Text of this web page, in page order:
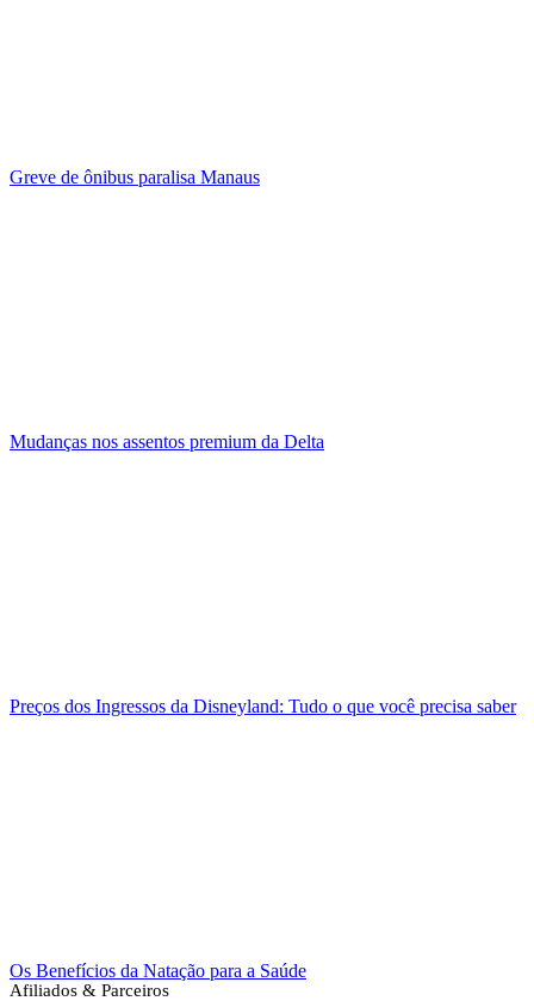
Greve de ônibus paralisa Manaus
Mudanças nos assentos premium da Delta
Preços dos Ingressos da Disneyland: Tudo o que você precisa saber
Os Benefícios da Natação para a Saúde
Afiliados & Parceiros